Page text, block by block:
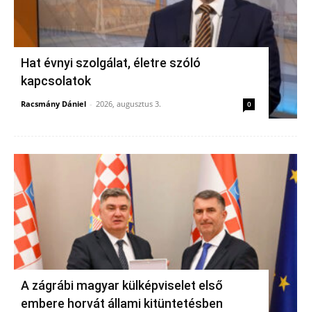
Hat évnyi szolgálat, életre szóló
kapcsolatok
Racsmány Dániel - 2026, augusztus 3. 0
A zágrábi magyar külképviselet első
embere horvát állami kitüntetésben